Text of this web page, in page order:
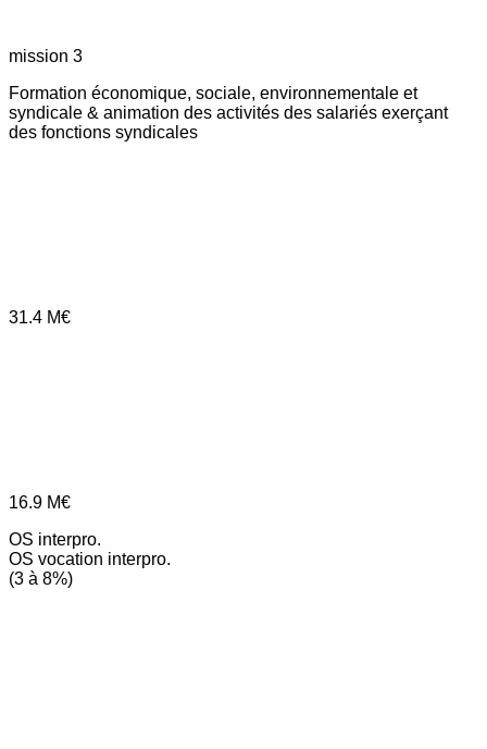
mission 3
Formation économique, sociale, environnementale et
syndicale & animation des activités des salariés exerçant
des fonctions syndicales
31.4 M€
16.9 M€
OS interpro.
OS vocation interpro.
(3 à 8%)